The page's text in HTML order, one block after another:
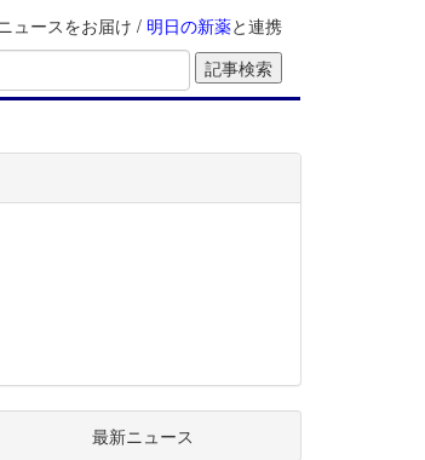
ュースをお届け / 明日の新薬と連携
最新ニュース